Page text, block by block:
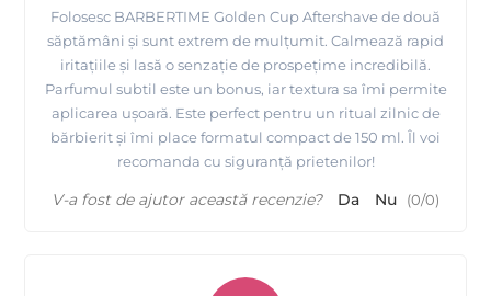
Folosesc BARBERTIME Golden Cup Aftershave de două
săptămâni și sunt extrem de mulțumit. Calmează rapid
iritațiile și lasă o senzație de prospețime incredibilă.
Parfumul subtil este un bonus, iar textura sa îmi permite
aplicarea ușoară. Este perfect pentru un ritual zilnic de
bărbierit și îmi place formatul compact de 150 ml. Îl voi
recomanda cu siguranță prietenilor!
V-a fost de ajutor această recenzie? Da Nu (0/0)